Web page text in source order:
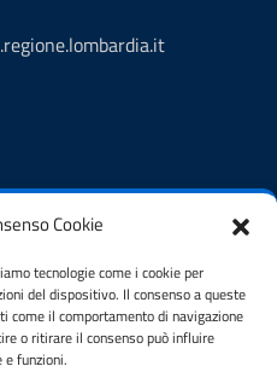
Cookie
tecnologie come i cookie per
del dispositivo. Il consenso a queste
come il comportamento di navigazione
o ritirare il consenso può influire
funzioni.